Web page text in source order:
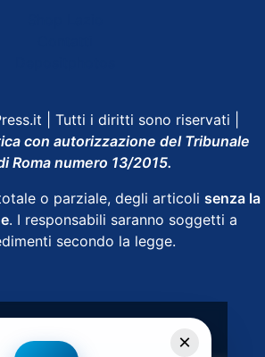
| Tutti i diritti sono riservati |
con autorizzazione del Tribunale
Roma numero 13/2015.
o parziale, degli articoli senza la
. I responsabili saranno soggetti a
secondo la legge.
×